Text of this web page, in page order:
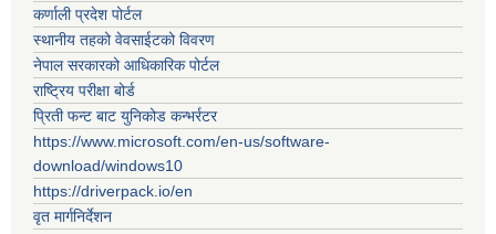
कर्णाली प्रदेश पोर्टल
स्थानीय तहको वेवसाईटको विवरण
नेपाल सरकारको आधिकारिक पोर्टल
राष्ट्रिय परीक्षा बोर्ड
प्रिती फन्ट बाट युनिकोड कन्भर्रटर
https://www.microsoft.com/en-us/software-
download/windows10
https://driverpack.io/en
वृत मार्गनिर्देशन